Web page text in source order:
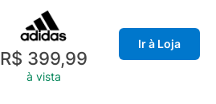
R$ 399,99
à vista
Ir à Loja